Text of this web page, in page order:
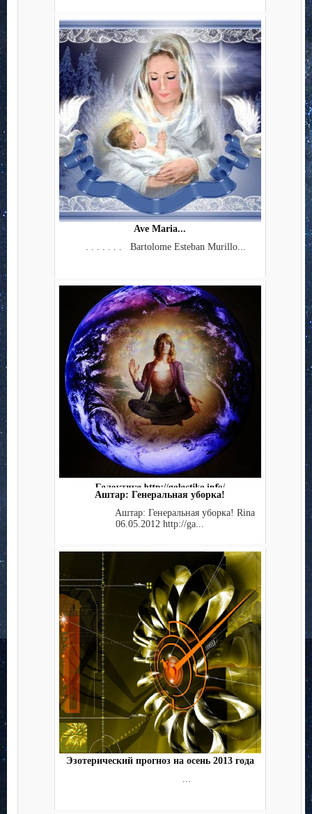
Ave Maria...
. . . . . . . Bartolome Esteban Murillo...
Аштар: Генеральная уборка!
Аштар: Генеральная уборка! Rina
06.05.2012 http://ga...
Эзотерический прогноз на осень 2013 года
...